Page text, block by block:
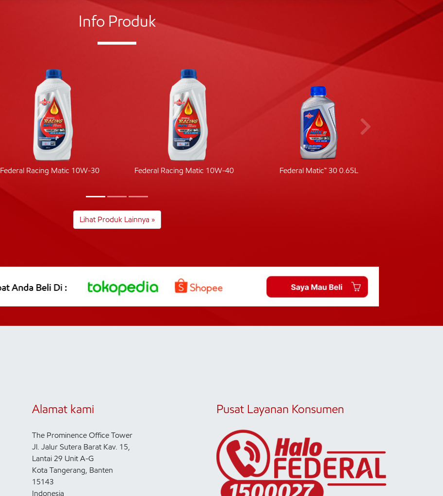
Info Produk
Federal Racing Matic 10W-30 Federal Racing Matic 10W-40 Federal Matic™ 30 0.65L
Lihat Produk Lainnya »
Alamat kami
The Prominence Office Tower
Jl. Jalur Sutera Barat Kav. 15,
Lantai 29 Unit A-G
Kota Tangerang, Banten
15143
Indonesia
Pusat Layanan Konsumen